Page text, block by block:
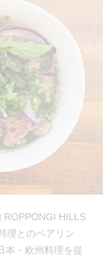
ROPPONGI HILLS
理とのペアリン
本・欧州料理を提